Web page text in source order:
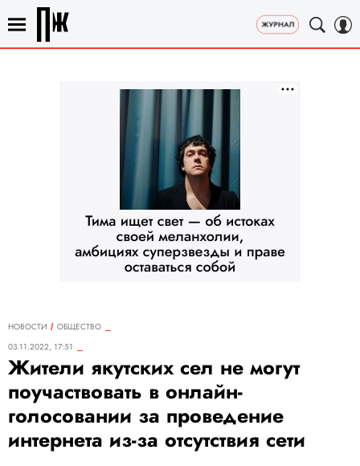
НОВОСТИ
ОБЩЕСТВО
03.11.2022, 17:51
Жители якутских сел не могут
поучаствовать в онлайн-
голосовании за проведение
интернета из-за отсутствия сети